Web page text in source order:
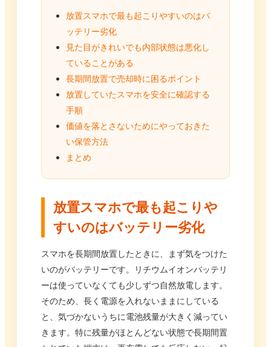
放置スマホで最も起こりやすいのはバ
ッテリー劣化
見た目がきれいでも内部状態は悪化し
ていることがある
長期間放置で売却時に困るポイント
放置していたスマホを安全に確認する
手順
価値を落とさないためにやっておきた
い保管方法
まとめ
放置スマホで最も起こりや
すいのはバッテリー劣化
スマホを長期間放置したときに、まず気をつけた
いのがバッテリーです。リチウムイオンバッテリ
ーは使っていなくても少しずつ自然放電します。
そのため、長く電源を入れないままにしている
と、気づかないうちに電池残量が大きく減ってい
きます。特に残量がほとんどない状態で長期間置